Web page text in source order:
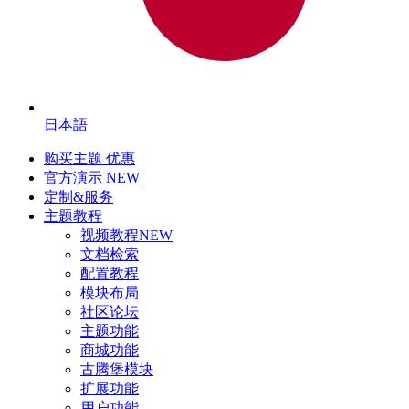
日本語
购买主题 优惠
官方演示 NEW
定制&服务
主题教程
视频教程NEW
文档检索
配置教程
模块布局
社区论坛
主题功能
商城功能
古腾堡模块
扩展功能